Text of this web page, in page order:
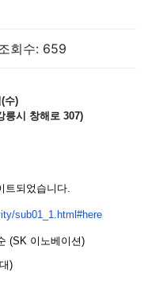
회수: 659
수)
릉시 창해로 307)
트되었습니다.
sub01_1.html#here
(SK 이노베이션)
)